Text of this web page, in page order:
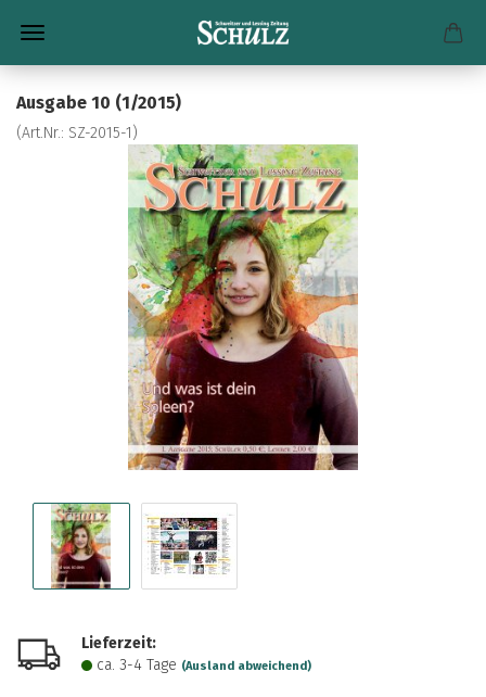
Aus­ga­be 10 (1/2015)
(Art.Nr.: SZ-​2015-1)
Lieferzeit:
ca. 3-4 Tage (Ausland abweichend)